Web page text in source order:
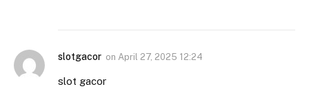
slotgacor on April 27, 2025 12:24
slot gacor